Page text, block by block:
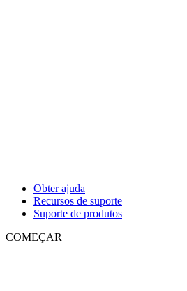
Obter ajuda
Recursos de suporte
Suporte de produtos
COMEÇAR